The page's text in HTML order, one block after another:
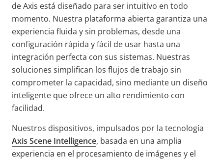
de Axis está diseñado para ser intuitivo en todo
momento. Nuestra plataforma abierta garantiza una
experiencia fluida y sin problemas, desde una
configuración rápida y fácil de usar hasta una
integración perfecta con sus sistemas. Nuestras
soluciones simplifican los flujos de trabajo sin
comprometer la capacidad, sino mediante un diseño
inteligente que ofrece un alto rendimiento con
facilidad.
Nuestros dispositivos, impulsados por la tecnología
Axis Scene Intelligence, basada en una amplia
experiencia en el procesamiento de imágenes y el